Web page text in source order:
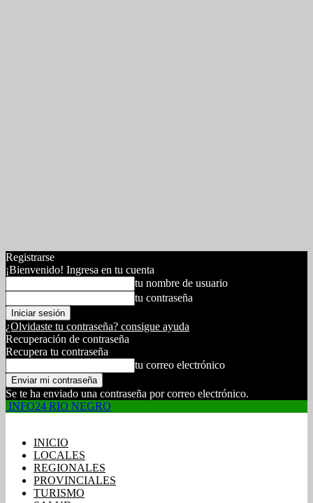
Registrarse
¡Bienvenido! Ingresa en tu cuenta
tu nombre de usuario
tu contraseña
¿Olvidaste tu contraseña? consigue ayuda
Recuperación de contraseña
Recupera tu contraseña
tu correo electrónico
Se te ha enviado una contraseña por correo electrónico.
INFO24 RIO NEGRO
INICIO
LOCALES
REGIONALES
PROVINCIALES
TURISMO